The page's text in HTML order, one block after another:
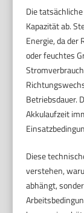
Die
Kapazität ab.
Energie, da der
oder feuchtes
Betriebsdauer.
Akkulaufzeit
Diese
verstehen,
abhängt,